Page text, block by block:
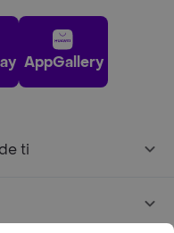
AppGallery
ti